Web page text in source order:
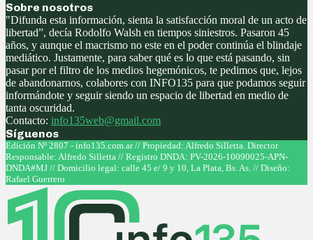
Sobre nosotros
"Difunda esta información, sienta la satisfacción moral de un acto de
libertad”, decía Rodolfo Walsh en tiempos siniestros. Pasaron 45
años, y aunque el macrismo no este en el poder continúa el blindaje
mediático. Justamente, para saber qué es lo que está pasando, sin
pasar por el filtro de los medios hegemónicos, te pedimos que, lejos
de abandonarnos, colabores con INFO135 para que podamos seguir
informándote y seguir siendo un espacio de libertad en medio de
tanta oscuridad.
Contacto: info135web@gmail.com
Síguenos
Facebook
Twitter
Instagram
Youtube
Edición Nº 2807 - info135.com.ar // Propiedad: Alfredo Silletta. Director
Responsable: Alfredo Silletta // Registro DNDA: PV-2026-10090025-APN-
DNDA#MJ // Domicilio legal: calle 45 e/ 9 y 10, La Plata, Bs. As. // Diseño:
Rafael Guerrero